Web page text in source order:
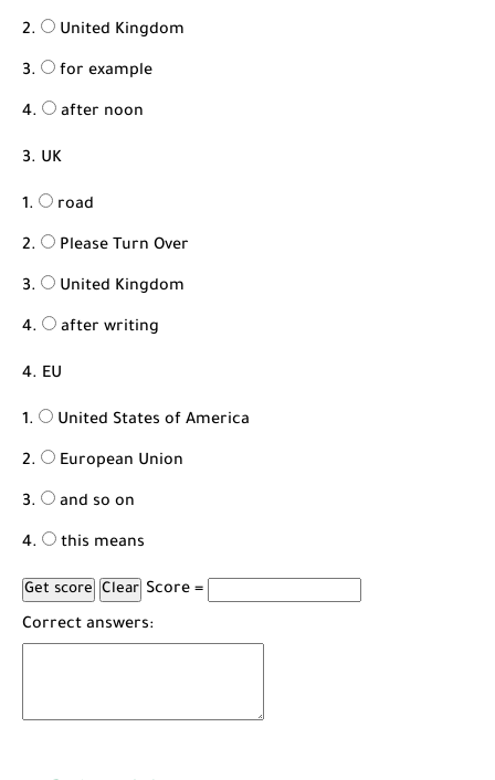
United Kingdom
for example
after noon
3. UK
road
Please Turn Over
United Kingdom
after writing
4. EU
United States of America
European Union
and so on
this means
Score =
Correct answers: